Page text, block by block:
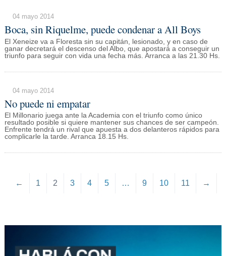
04 mayo 2014
Boca, sin Riquelme, puede condenar a All Boys
El Xeneize va a Floresta sin su capitán, lesionado, y en caso de
ganar decretará el descenso del Albo, que apostará a conseguir un
triunfo para seguir con vida una fecha más. Arranca a las 21.30 Hs.
04 mayo 2014
No puede ni empatar
El Millonario juega ante la Academia con el triunfo como único
resultado posible si quiere mantener sus chances de ser campeón.
Enfrente tendrá un rival que apuesta a dos delanteros rápidos para
complicarle la tarde. Arranca 18.15 Hs.
← 1 2 3 4 5 … 9 10 11 →